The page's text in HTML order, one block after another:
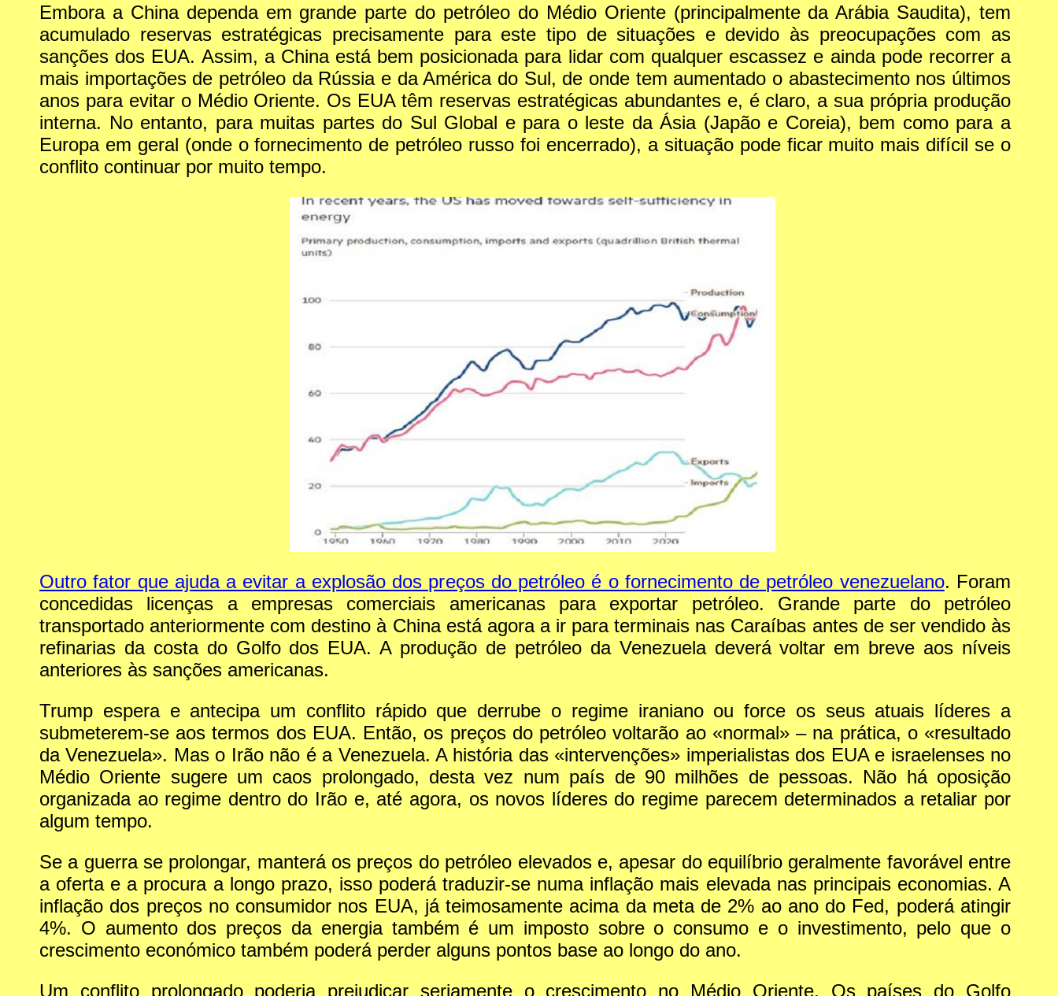
Embora a China dependa em grande parte do petróleo do Médio Oriente (principalmente da Arábia Saudita), tem
acumulado reservas estratégicas precisamente para este tipo de situações e devido às preocupações com as
sanções dos EUA. Assim, a China está bem posicionada para lidar com qualquer escassez e ainda pode recorrer a
mais importações de petróleo da Rússia e da América do Sul, de onde tem aumentado o abastecimento nos últimos
anos para evitar o Médio Oriente. Os EUA têm reservas estratégicas abundantes e, é claro, a sua própria produção
interna. No entanto, para muitas partes do Sul Global e para o leste da Ásia (Japão e Coreia), bem como para a
Europa em geral (onde o fornecimento de petróleo russo foi encerrado), a situação pode ficar muito mais difícil se o
conflito continuar por muito tempo.
Outro fator que ajuda a evitar a explosão dos preços do petróleo é o fornecimento de petróleo venezuelano. Foram
concedidas licenças a empresas comerciais americanas para exportar petróleo. Grande parte do petróleo
transportado anteriormente com destino à China está agora a ir para terminais nas Caraíbas antes de ser vendido às
refinarias da costa do Golfo dos EUA. A produção de petróleo da Venezuela deverá voltar em breve aos níveis
anteriores às sanções americanas.
Trump espera e antecipa um conflito rápido que derrube o regime iraniano ou force os seus atuais líderes a
submeterem-se aos termos dos EUA. Então, os preços do petróleo voltarão ao «normal» – na prática, o «resultado
da Venezuela». Mas o Irão não é a Venezuela. A história das «intervenções» imperialistas dos EUA e israelenses no
Médio Oriente sugere um caos prolongado, desta vez num país de 90 milhões de pessoas. Não há oposição
organizada ao regime dentro do Irão e, até agora, os novos líderes do regime parecem determinados a retaliar por
algum tempo.
Se a guerra se prolongar, manterá os preços do petróleo elevados e, apesar do equilíbrio geralmente favorável entre
a oferta e a procura a longo prazo, isso poderá traduzir-se numa inflação mais elevada nas principais economias. A
inflação dos preços no consumidor nos EUA, já teimosamente acima da meta de 2% ao ano do Fed, poderá atingir
4%. O aumento dos preços da energia também é um imposto sobre o consumo e o investimento, pelo que o
crescimento económico também poderá perder alguns pontos base ao longo do ano.
Um conflito prolongado poderia prejudicar seriamente o crescimento no Médio Oriente. Os países do Golfo